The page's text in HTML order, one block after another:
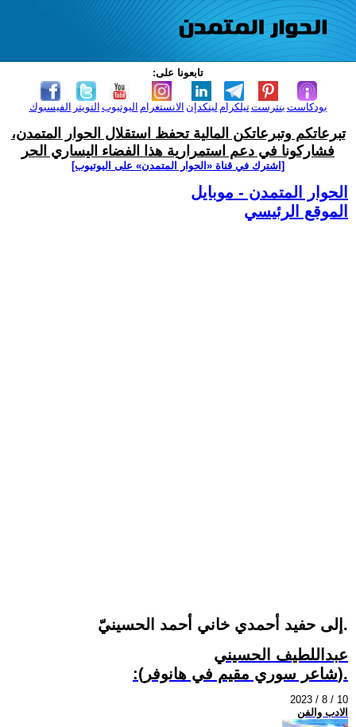
تابعونا على:
الفيسبوك التويتر اليوتيوب الانستغرام لينكدإن تيلكرامبنترست بودكاست
تبرعاتكم وتبرعاتكن المالية تحفظ استقلال الحوار المتمدن،
فشاركونا في دعم استمرارية هذا الفضاء اليساري الحر
[اشترك في قناة ‫«الحوار المتمدن» على اليوتيوب]
الحوار المتمدن - موبايل
الموقع الرئيسي
إلى حفيد أحمدي خاني أحمد الحسينيّ.
عبداللطيف الحسيني
:(شاعر سوري مقيم في هانوفر).
2023 / 8 / 10
الادب والفن